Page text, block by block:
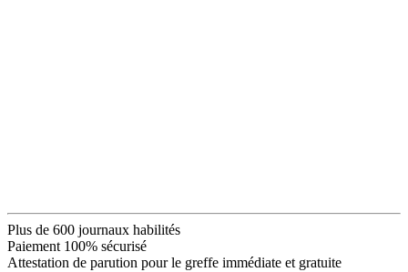
Plus de 600 journaux habilités
Paiement 100% sécurisé
Attestation de parution pour le greffe immédiate et gratuite